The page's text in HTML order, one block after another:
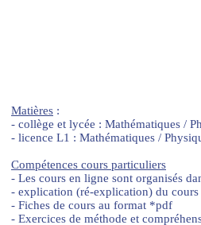
Matières :
- collège et lycée : Mathématiques /
- licence L1 : Mathématiques /
Compétences cours particuliers
- Les cours en ligne sont organisés
- explication (ré-explication) du cours
- Fiches de cours au format *pdf
- Exercices de méthode et